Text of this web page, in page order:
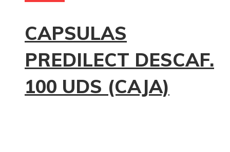
CAPSULAS
PREDILECT DESCAF.
100 UDS (CAJA)